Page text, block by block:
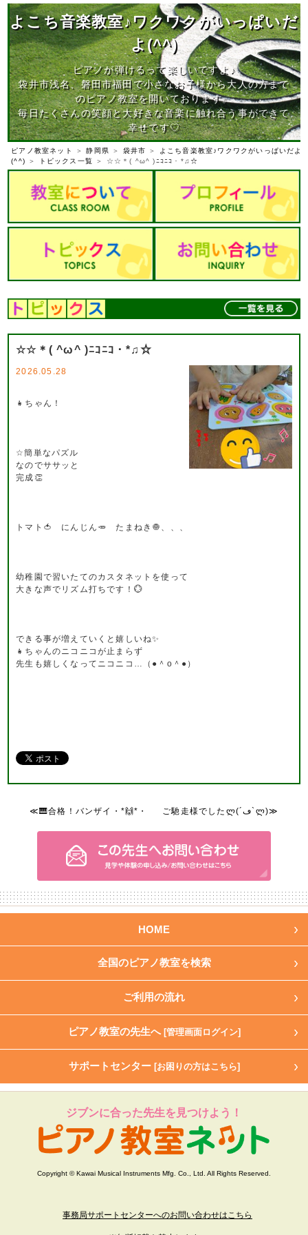
よこち音楽教室♪ワクワクがいっぱいだ
よ(^^)
ピアノが弾けるって楽しいですよ♪
袋井市浅名、磐田市福田で小さなお子様から大人の方まで
のピアノ教室を開いております。
毎日たくさんの笑顔と大好きな音楽に触れ合う事ができて
幸せです♡
ピアノ教室ネット ＞静岡県 ＞ 袋井市 ＞
よこち音楽教室♪ワクワクがいっぱいだよ
(^^) ＞ トピックス一覧 ＞ ☆☆＊( ^ω^ )ﾆｺﾆｺ・*♫☆
☆☆＊( ^ω^ )ﾆｺﾆｺ・*♫☆
2026.05.28
👧ちゃん！
☆簡単なパズル
なのでササッと
完成👏
トマト🍅 にんじん🥕 たまねき🧅、、、
幼稚園で習いたてのカスタネットを使って
大きな声でリズム打ちです！💮
できる事が増えていくと嬉しいね✨
👧ちゃんのニコニコが止まらず
先生も嬉しくなってニコニコ…（●＾o＾●）
≪🎹合格！バンザイ・*🙌*・ ご馳走様でしたლ(´ڡ`ლ)≫
HOME
全国のピアノ教室を検索
ご利用の流れ
ピアノ教室の先生へ [管理画面ログイン]
サポートセンター [お困りの方はこちら]
ジブンに合った先生を見つけよう！
Copyright © Kawai Musical Instruments Mfg. Co., Ltd. All Rights Reserved.
事務局サポートセンターへのお問い合わせはこちら